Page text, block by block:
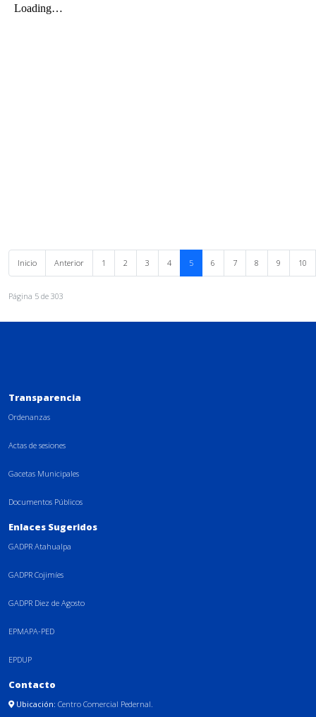
Inicio Anterior 1 2 3 4 5 6 7 8 9 10
Página 5 de 303
Transparencia
Ordenanzas
Actas de sesiones
Gacetas Municipales
Documentos Públicos
Enlaces Sugeridos
GADPR Atahualpa
GADPR Cojimíes
GADPR Diez de Agosto
EPMAPA-PED
EPDUP
Contacto
Ubicación: Centro Comercial Pedernal.